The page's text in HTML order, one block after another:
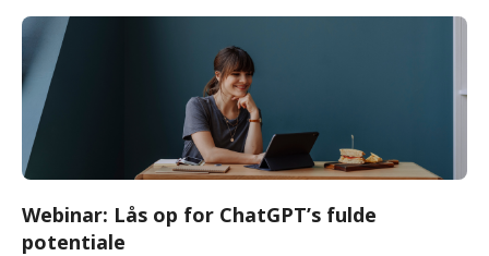
Webinar: Lås op for ChatGPT’s fulde
potentiale